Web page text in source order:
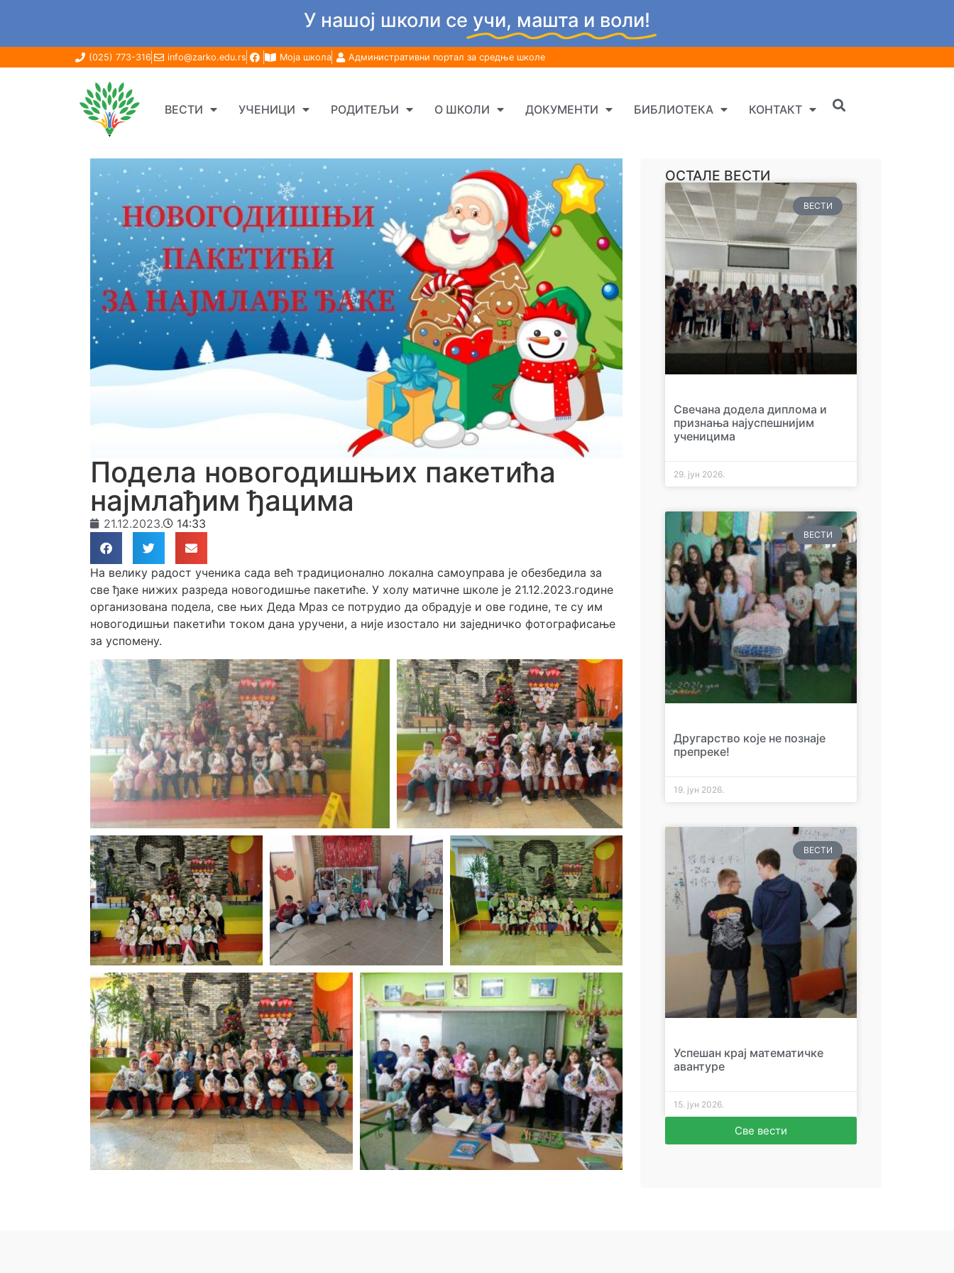
У нашој школи се учи, машта и воли!
(025) 773-316 info@zarko.edu.rs Моја школа Административни портал за средње школе
ВЕСТИ УЧЕНИЦИ РОДИТЕЉИ О ШКОЛИ ДОКУМЕНТИ БИБЛИОТЕКА КОНТАКТ
Подела новогодишњих пакетића
најмлађим ђацима
21.12.2023. 14:33
На велику радост ученика сада већ традиционално локална самоуправа је обезбедила за
све ђаке нижих разреда новогодишње пакетиће. У холу матичне школе је 21.12.2023.године
организована подела, све њих Деда Мраз се потрудио да обрадује и ове године, те су им
новогодишњи пакетићи током дана уручени, а није изостало ни заједничко фотографисање
за успомену.
ОСТАЛЕ ВЕСТИ
ВЕСТИ
Свечана додела диплома и
признања најуспешнијим
ученицима
29. јун 2026.
ВЕСТИ
Другарство које не познаје
препреке!
19. јун 2026.
ВЕСТИ
Успешан крај математичке
авантуре
15. јун 2026.
Све вести